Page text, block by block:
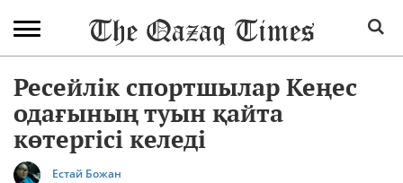
Ресейлік спортшылар Кеңес
одағының туын қайта
көтергісі келеді
Естай Божан